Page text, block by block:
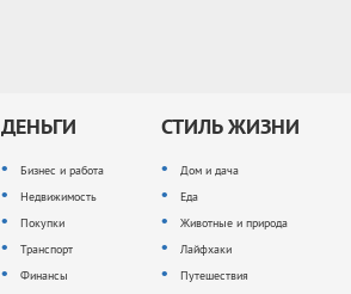
ДЕНЬГИ
Бизнес и работа
Недвижимость
Покупки
Транспорт
Финансы
СТИЛЬ ЖИЗНИ
Дом и дача
Еда
Животные и природа
Лайфхаки
Путешествия